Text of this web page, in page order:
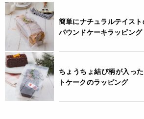
簡単にナチュラルテイス
パウンドケーキラッピング
ちょうちょ結び柄が入っ
トケークのラッピング